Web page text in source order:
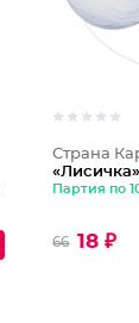
Страна
«Лисичка»
Партия по
66 18 ₽